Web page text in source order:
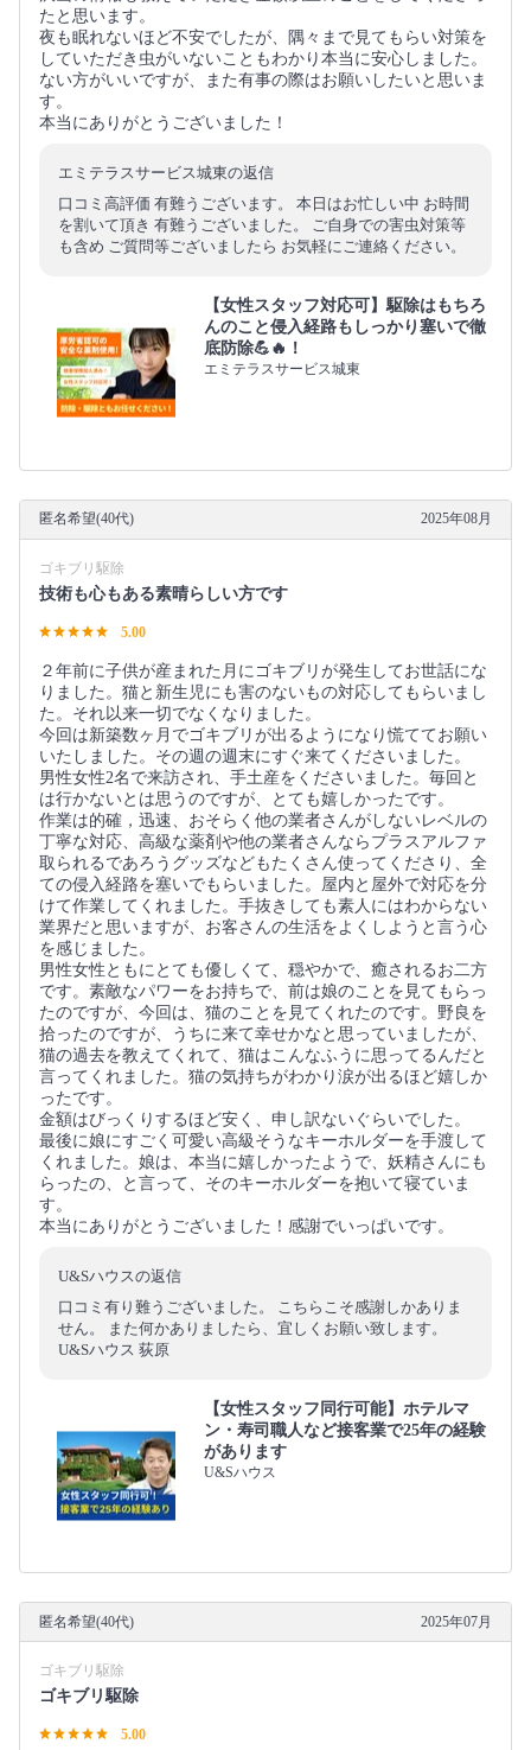
たと思います。
夜も眠れないほど不安でしたが、隅々まで見てもらい対策を
していただき虫がいないこともわかり本当に安心しました。
ない方がいいですが、また有事の際はお願いしたいと思いま
す。
本当にありがとうございました！
エミテラスサービス城東の返信
口コミ高評価 有難うございます。 本日はお忙しい中 お時間
を割いて頂き 有難うございました。 ご自身での害虫対策等
も含め ご質問等ございましたら お気軽にご連絡ください。
【女性スタッフ対応可】駆除はもちろ
んのこと侵入経路もしっかり塞いで徹
底防除💪🔥！
エミテラスサービス城東
匿名希望(40代) 2025年08月
ゴキブリ駆除
技術も心もある素晴らしい方です
5.00
２年前に子供が産まれた月にゴキブリが発生してお世話にな
りました。猫と新生児にも害のないもの対応してもらいまし
た。それ以来一切でなくなりました。
今回は新築数ヶ月でゴキブリが出るようになり慌ててお願い
いたしました。その週の週末にすぐ来てくださいました。
男性女性2名で来訪され、手土産をくださいました。毎回と
は行かないとは思うのですが、とても嬉しかったです。
作業は的確，迅速、おそらく他の業者さんがしないレベルの
丁寧な対応、高級な薬剤や他の業者さんならプラスアルファ
取られるであろうグッズなどもたくさん使ってくださり、全
ての侵入経路を塞いでもらいました。屋内と屋外で対応を分
けて作業してくれました。手抜きしても素人にはわからない
業界だと思いますが、お客さんの生活をよくしようと言う心
を感じました。
男性女性ともにとても優しくて、穏やかで、癒されるお二方
です。素敵なパワーをお持ちで、前は娘のことを見てもらっ
たのですが、今回は、猫のことを見てくれたのです。野良を
拾ったのですが、うちに来て幸せかなと思っていましたが、
猫の過去を教えてくれて、猫はこんなふうに思ってるんだと
言ってくれました。猫の気持ちがわかり涙が出るほど嬉しか
ったです。
金額はびっくりするほど安く、申し訳ないぐらいでした。
最後に娘にすごく可愛い高級そうなキーホルダーを手渡して
くれました。娘は、本当に嬉しかったようで、妖精さんにも
らったの、と言って、そのキーホルダーを抱いて寝ていま
す。
本当にありがとうございました！感謝でいっぱいです。
U&Sハウスの返信
口コミ有り難うございました。 こちらこそ感謝しかありま
せん。 また何かありましたら、宜しくお願い致します。
U&Sハウス 荻原
【女性スタッフ同行可能】ホテルマ
ン・寿司職人など接客業で25年の経験
があります
U&Sハウス
匿名希望(40代) 2025年07月
ゴキブリ駆除
ゴキブリ駆除
5.00